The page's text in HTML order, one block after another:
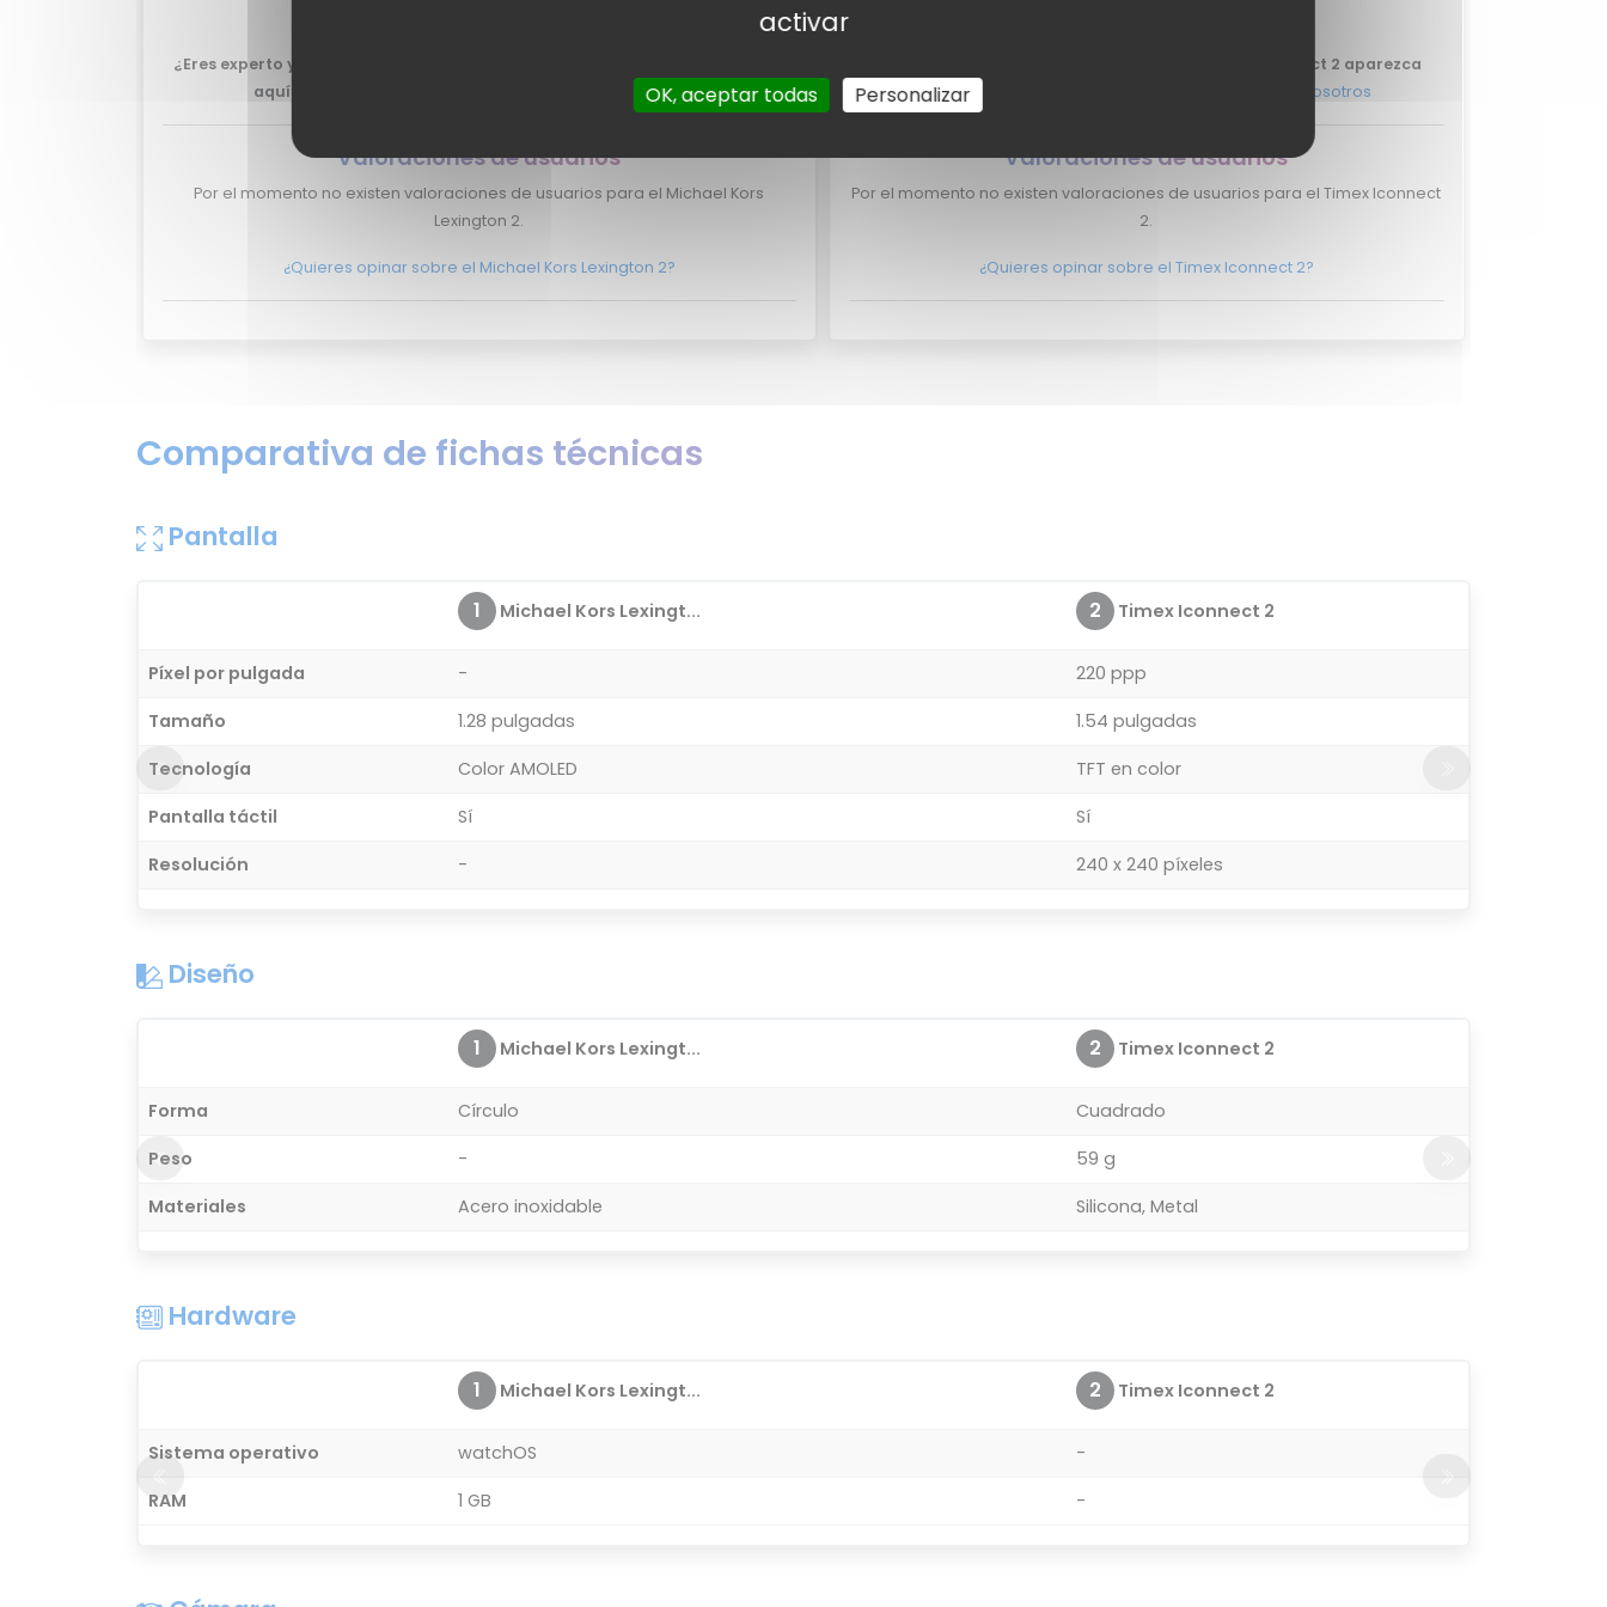
¿Eres experto y quieres que tu review del Michael Kors Lexington 2 aparezca
aquí?
contacto con nosotros
Valoraciones de usuarios
Por el momento no existen valoraciones de usuarios para el Michael Kors
Lexington 2.
¿Quieres opinar sobre el Michael Kors Lexington 2?
¿Eres experto y quieres que tu review del Timex Iconnect 2 aparezca
aquí?No lo dudes más, y ponte en contacto con nosotros
Valoraciones de usuarios
Por el momento no existen valoraciones de usuarios para el Timex Iconnect
2.
¿Quieres opinar sobre el Timex Iconnect 2?
Comparativa de fichas técnicas
Pantalla
1 Michael Kors Lexingt... 2 Timex Iconnect 2
Píxel por pulgada -
220 ppp
Tamaño
1.28 pulgadas
1.54 pulgadas
Tecnología
Color AMOLED
TFT en color
Pantalla táctil
Sí
Sí
Resolución
- 240 x 240 píxeles
Diseño
1 Michael Kors Lexingt... 2 Timex Iconnect 2
Forma Círculo
Cuadrado
Peso
-
59 g
Materiales
Acero inoxidable Silicona, Metal
Hardware
1 Michael Kors Lexingt... 2 Timex Iconnect 2
Sistema operativo watchOS
-
RAM
1 GB -
activar
OK, aceptar todas Personalizar